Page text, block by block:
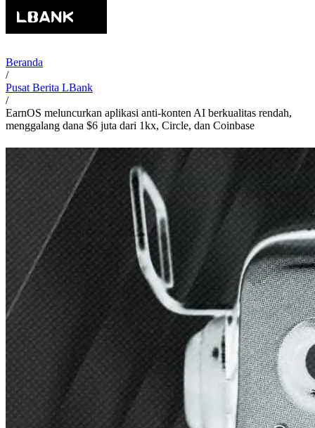
Beranda
/
Pusat Berita LBank
/
EarnOS meluncurkan aplikasi anti-konten AI berkualitas rendah,
menggalang dana $6 juta dari 1kx, Circle, dan Coinbase